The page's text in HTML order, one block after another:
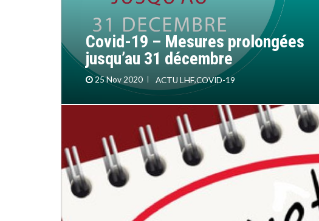
Covid-19 – Mesures prolongées
jusqu’au 31 décembre
25 Nov 2020 ACTU LHF,COVID-19